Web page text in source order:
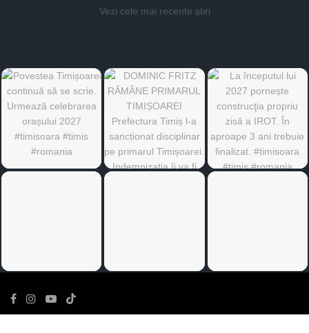
Vezi cele mai recente știri